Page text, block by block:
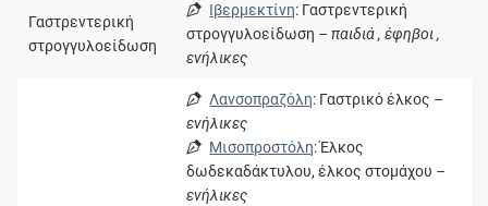
Γαστρεντερική
στρογγυλοείδωση
Ιβερμεκτίνη: Γαστρεντερική
στρογγυλοείδωση – παιδιά , έφηβοι ,
ενήλικες
Λανσοπραζόλη: Γαστρικό έλκος –
ενήλικες
Μισοπροστόλη: Έλκος
δωδεκαδάκτυλου, έλκος στομάχου –
ενήλικες